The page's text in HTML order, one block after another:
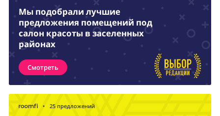
Мы подобрали лучшие
предложения помещений под
салон красоты в заселенных
районах
Смотреть
• 25 предложений